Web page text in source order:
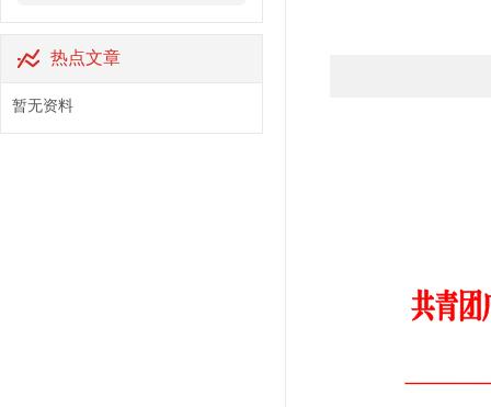
热点文章
暂无资料